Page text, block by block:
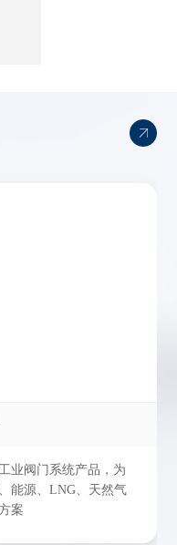
业阀门系统产品，为
能源、LNG、天然气
案